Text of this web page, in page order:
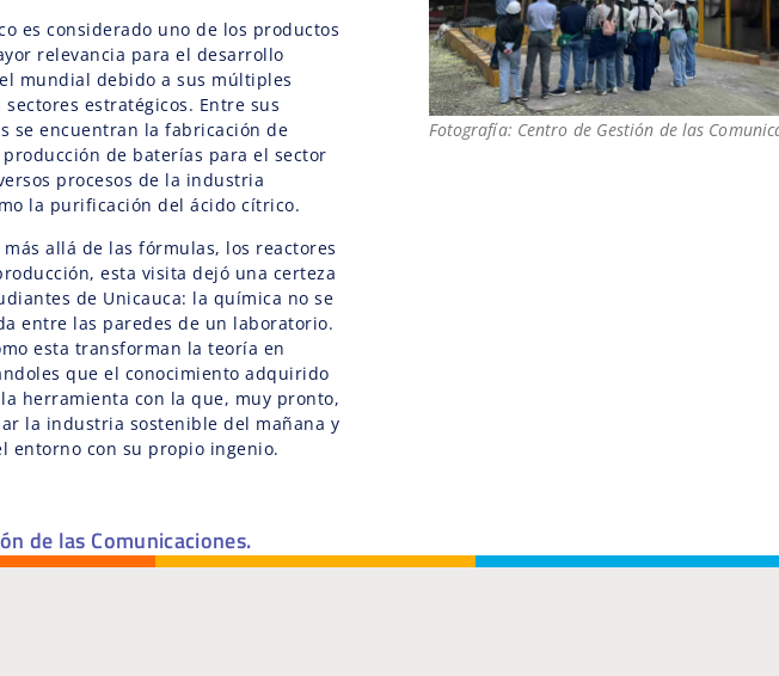
es considerado uno de los productos
relevancia para el desarrollo
mundial debido a sus múltiples
estratégicos. Entre sus
se encuentran la fabricación de
de baterías para el sector
procesos de la industria
la purificación del ácido cítrico.
allá de las fórmulas, los reactores
esta visita dejó una certeza
de Unicauca: la química no se
entre las paredes de un laboratorio.
esta transforman la teoría en
que el conocimiento adquirido
herramienta con la que, muy pronto,
la industria sostenible del mañana y
entorno con su propio ingenio.
Fotografía: Centro de Gestión de las
de las Comunicaciones.